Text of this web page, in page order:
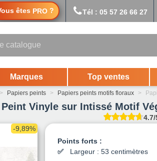
êtes PRO ? Tél : 05 57 26 66 27
Marques Top ventes
> Papiers peints > Papiers peints motifs floraux >
Vinyle sur Intissé Motif
4.7/
-9,89%
Points forts :
Largeur : 53 centimètres